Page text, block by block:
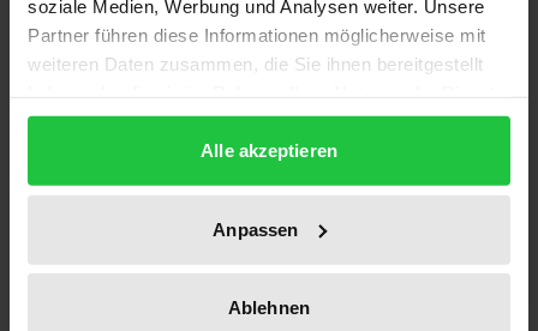
soziale Medien, Werbung und Analysen weiter. Unsere
Partner führen diese Informationen möglicherweise mit
weiteren Daten zusammen, die Sie ihnen bereitgestellt
gesammelt haben.
Alle akzeptieren
Anpassen
Ablehnen
Verbots des Selbstdopings ist der Gesetzgeber in
einen Bereich vorgestoßen, der lange Zeit dem
Strafverbot stellt den vermeintlichen Schlusspunkt
intensiver Diskussionen dar. Unter dem Eindruck der
Dimension, die Doping im Sport und in der hierauf
bezogenen organisierten Kriminalität angenommen
hat, erachtete der Strafgesetzgeber bestehende